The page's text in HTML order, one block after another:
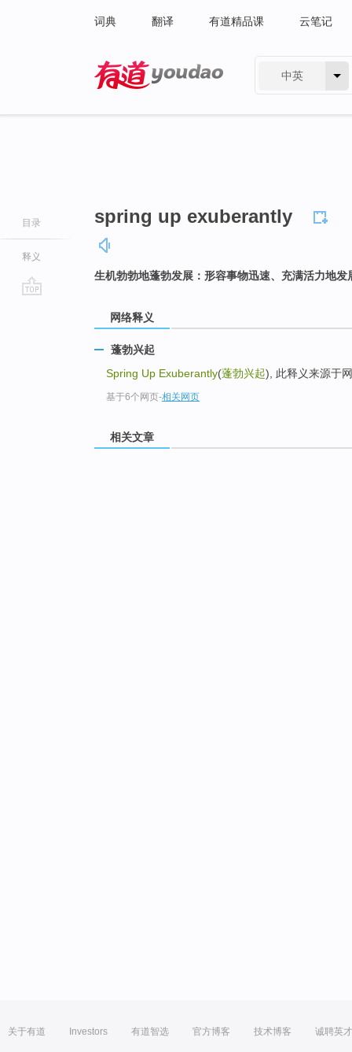
词典 翻译 有道精品课 云笔记
中英
目录
释义
spring up exuberantly
生机勃勃地蓬勃发展：形容事物迅速、充满活力地发
网络释义
蓬勃兴起
Spring Up Exuberantly(蓬勃兴起), 此释义来源于
基于6个网页-相关网页
相关文章
关于有道 Investors 有道智选 官方博客 技术博客 诚聘英才